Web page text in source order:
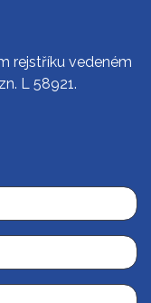
rejstříku vedeném
L 58921.